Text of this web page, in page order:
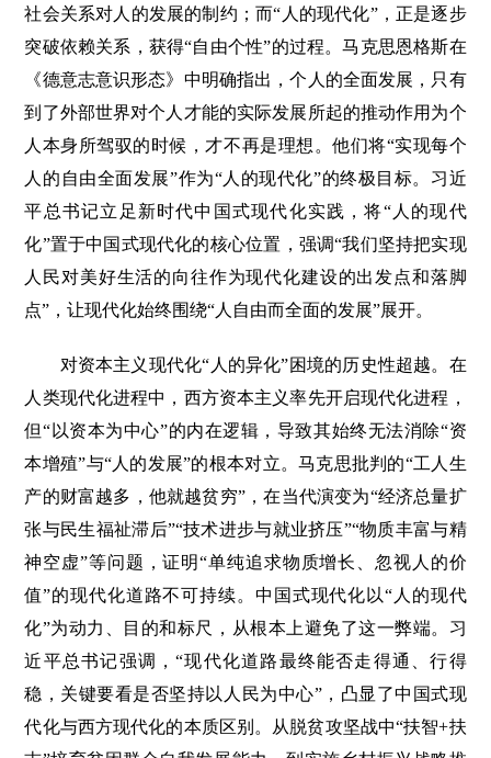
社会关系对人的发展的制约；而“人的现代化”，正是逐步
突破依赖关系，获得“自由个性”的过程。马克思恩格斯在
《德意志意识形态》中明确指出，个人的全面发展，只有
到了外部世界对个人才能的实际发展所起的推动作用为个
人本身所驾驭的时候，才不再是理想。他们将“实现每个
人的自由全面发展”作为“人的现代化”的终极目标。习近
平总书记立足新时代中国式现代化实践，将“人的现代
化”置于中国式现代化的核心位置，强调“我们坚持把实现
人民对美好生活的向往作为现代化建设的出发点和落脚
点”，让现代化始终围绕“人自由而全面的发展”展开。
对资本主义现代化“人的异化”困境的历史性超越。在
人类现代化进程中，西方资本主义率先开启现代化进程，
但“以资本为中心”的内在逻辑，导致其始终无法消除“资
本增殖”与“人的发展”的根本对立。马克思批判的“工人生
产的财富越多，他就越贫穷”，在当代演变为“经济总量扩
张与民生福祉滞后”“技术进步与就业挤压”“物质丰富与精
神空虚”等问题，证明“单纯追求物质增长、忽视人的价
值”的现代化道路不可持续。中国式现代化以“人的现代
化”为动力、目的和标尺，从根本上避免了这一弊端。习
近平总书记强调，“现代化道路最终能否走得通、行得
稳，关键要看是否坚持以人民为中心”，凸显了中国式现
代化与西方现代化的本质区别。从脱贫攻坚战中“扶智+扶